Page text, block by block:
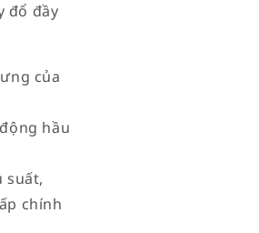
đổ đầy
của
hầu
suất,
chính